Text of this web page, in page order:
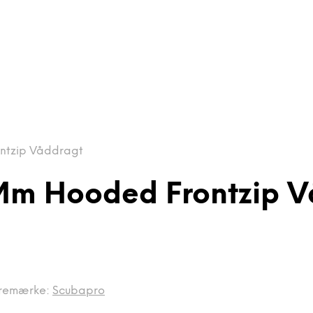
Våddragt
Hooded Frontzip
Scubapro